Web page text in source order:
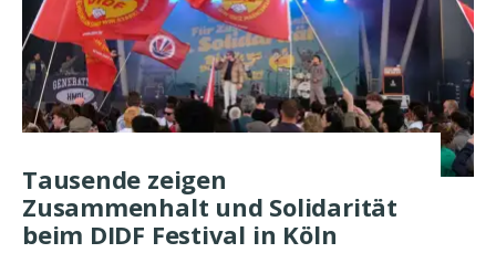
Tausende zeigen
Zusammenhalt und Solidarität
beim DIDF Festival in Köln